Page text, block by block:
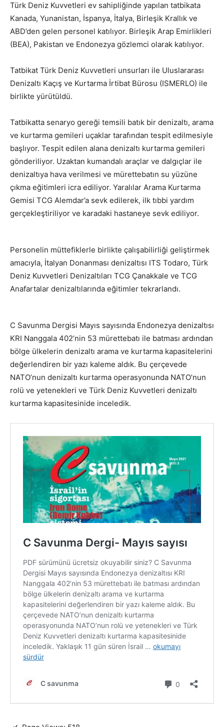
Türk Deniz Kuvvetleri ev sahipliğinde yapılan tatbikata
Kanada, Yunanistan, İspanya, İtalya, Birleşik Krallık ve
ABD’den gelen personel katılıyor. Birleşik Arap Emirlikleri
(BEA), Pakistan ve Endonezya gözlemci olarak katılıyor.
Tatbikat Türk Deniz Kuvvetleri unsurları ile Uluslararası
Denizaltı Kaçış ve Kurtarma İrtibat Bürosu (ISMERLO) ile
birlikte yürütüldü.
Tatbikatta senaryo gereği temsili batık bir denizaltı, arama
ve kurtarma gemileri uçaklar tarafından tespit edilmesiyle
başlıyor. Tespit edilen alana denizaltı kurtarma gemileri
gönderiliyor. Uzaktan kumandalı araçlar ve dalgıçlar ile
denizaltıya hava verilmesi ve mürettebatın su yüzüne
çıkma eğitimleri icra ediliyor. Yaralılar Arama Kurtarma
Gemisi TCG Alemdar’a sevk edilerek, ilk tıbbi yardım
gerçekleştiriliyor ve karadaki hastaneye sevk ediliyor.
Personelin müttefiklerle birlikte çalışabilirliği geliştirmek
amacıyla, İtalyan Donanması denizaltısı ITS Todaro, Türk
Deniz Kuvvetleri Denizaltıları TCG Çanakkale ve TCG
Anafartalar denizaltılarında eğitimler tekrarlandı.
C Savunma Dergisi Mayıs sayısında Endonezya denizaltısı
KRI Nanggala 402’nin 53 mürettebatı ile batması ardından
bölge ülkelerin denizaltı arama ve kurtarma kapasitelerini
değerlendiren bir yazı kaleme aldık. Bu çerçevede
NATO’nun denizaltı kurtarma operasyonunda NATO’nun
rolü ve yetenekleri ve Türk Deniz Kuvvetleri denizaltı
kurtarma kapasitesinide inceledik.